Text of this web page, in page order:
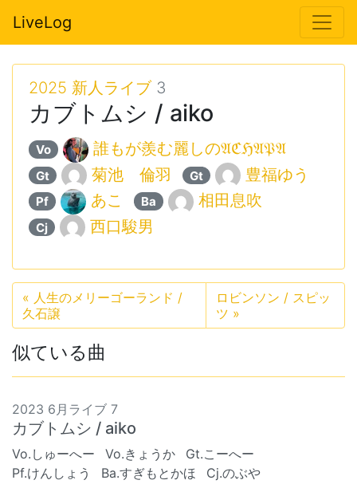
LiveLog
2025 新人ライブ3
カブトムシ / aiko
Vo 誰もが羨む麗しの𝔄ℭℌ𝔄𝔓𝔄
Gt 菊池 倫羽 Gt 豊福ゆう
Pf あこ Ba 相田息吹
Cj 西口駿男
« 人生のメリーゴーランド /
久石譲
ロビンソン / スピッ
ツ »
似ている曲
2023 6月ライブ 7
カブトムシ / aiko
Vo.しゅーへー Vo.きょうか
Gt.こーへー
Pf.けんしょう
Ba.すぎもとかほ Cj.のぶや